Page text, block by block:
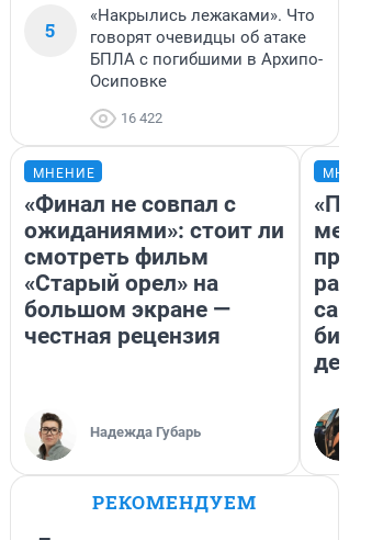
5
«Накрылись лежаками». Что
говорят очевидцы об атаке
БПЛА с погибшими в Архипо-
Осиповке
16 422
МНЕНИЕ
«Финал не совпал с
ожиданиями»: стоит ли
смотреть фильм
«Старый орел» на
большом экране —
честная рецензия
Надежда Губарь
РЕКОМЕНДУЕМ